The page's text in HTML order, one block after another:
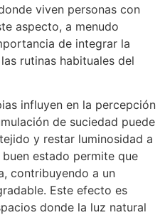
viven personas con
aspecto, a menudo
de integrar la
rutinas habituales del
influyen en la percepción
de suciedad puede
y restar luminosidad a
estado permite que
contribuyendo a un
Este efecto es
donde la luz natural